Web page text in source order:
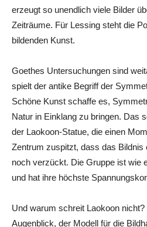
erzeugt so unendlich viele Bilder
Zeiträume. Für Lessing steht die
bildenden Kunst.
Goethes Untersuchungen sind
spielt der antike Begriff der
Schöne Kunst schaffe es,
Natur in Einklang zu bringen. Das
der Laokoon-Statue, die einen
Zentrum zuspitzt, dass das Bildnis
noch verzückt. Die Gruppe ist wie
und hat ihre höchste
Und warum schreit Laokoon
Augenblick, der Modell für die